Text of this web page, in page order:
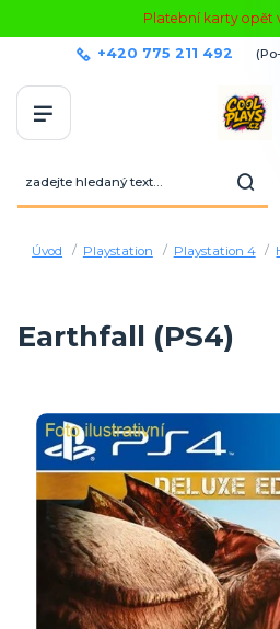
Platební karty opět
+420 775 211 492
Úvod Playstation Playstation 4
Earthfall (PS4)